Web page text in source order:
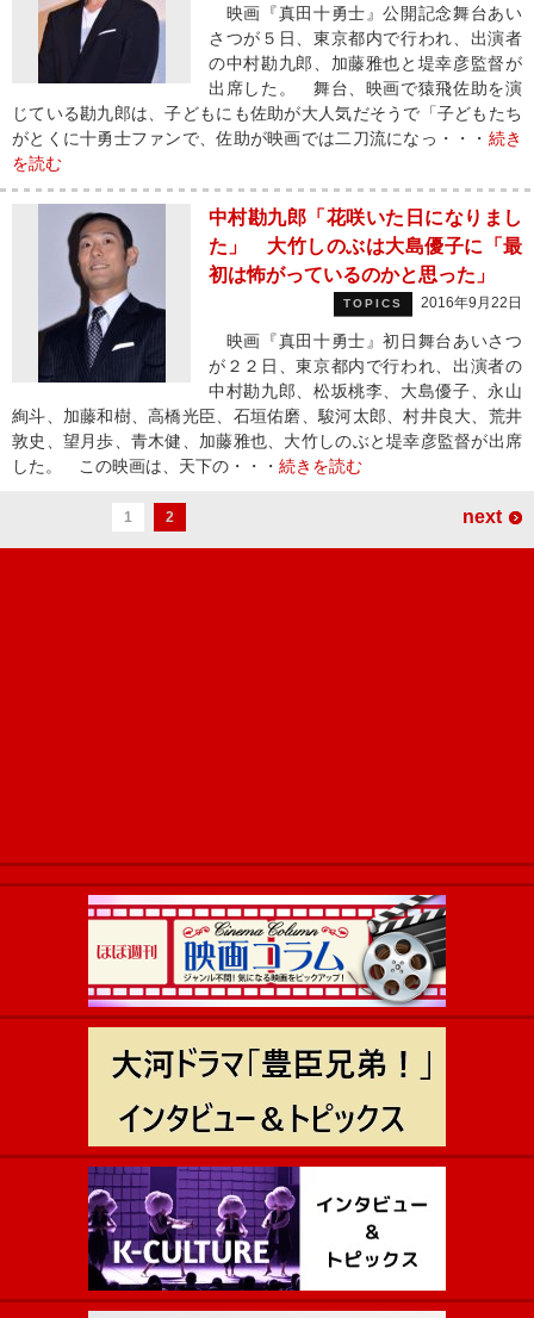
映画『真田十勇士』公開記念舞台あい
さつが５日、東京都内で行われ、出演者
の中村勘九郎、加藤雅也と堤幸彦監督が
出席した。 舞台、映画で猿飛佐助を演
じている勘九郎は、子どもにも佐助が大人気だそうで「子どもたち
がとくに十勇士ファンで、佐助が映画では二刀流になっ・・・ 続き
を読む
中村勘九郎「花咲いた日になりまし
た」 大竹しのぶは大島優子に「最
初は怖がっているのかと思った」
TOPICS 2016年9月22日
映画『真田十勇士』初日舞台あいさつ
が２２日、東京都内で行われ、出演者の
中村勘九郎、松坂桃李、大島優子、永山
絢斗、加藤和樹、高橋光臣、石垣佑磨、駿河太郎、村井良大、荒井
敦史、望月歩、青木健、加藤雅也、大竹しのぶと堤幸彦監督が出席
した。 この映画は、天下の・・・ 続きを読む
1 2 next